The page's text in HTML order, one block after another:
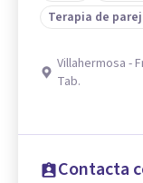
Terapia de
Villahermosa -
Tab.
Contacta